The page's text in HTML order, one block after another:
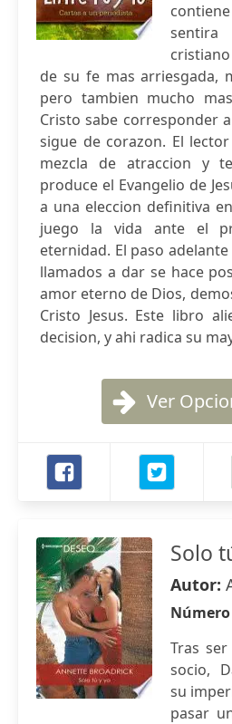
de su fe mas arriesgada,
pero tambien mucho
Cristo sabe corresponder
sigue de corazon. El
mezcla de atraccion y
produce el Evangelio de
a una eleccion definitiva
juego la vida ante el
eternidad. El paso
llamados a dar se hace
amor eterno de Dios,
Cristo Jesus. Este libro
decision, y ahi radica su
Ver
Solo
Autor:
Tras
socio,
su
pasar